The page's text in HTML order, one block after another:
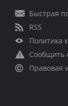
Быстрая
RSS
Политика
Сообщить
Правовая